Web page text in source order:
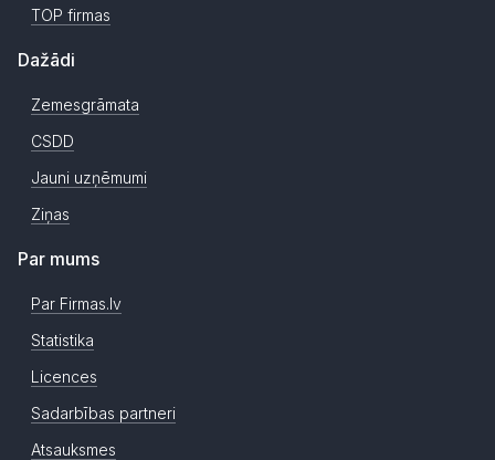
TOP firmas
Dažādi
Zemesgrāmata
CSDD
Jauni uzņēmumi
Ziņas
Par mums
Par Firmas.lv
Statistika
Licences
Sadarbības partneri
Atsauksmes